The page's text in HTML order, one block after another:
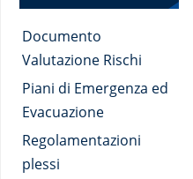
Documento
Valutazione Rischi
Piani di Emergenza ed
Evacuazione
Regolamentazioni
plessi